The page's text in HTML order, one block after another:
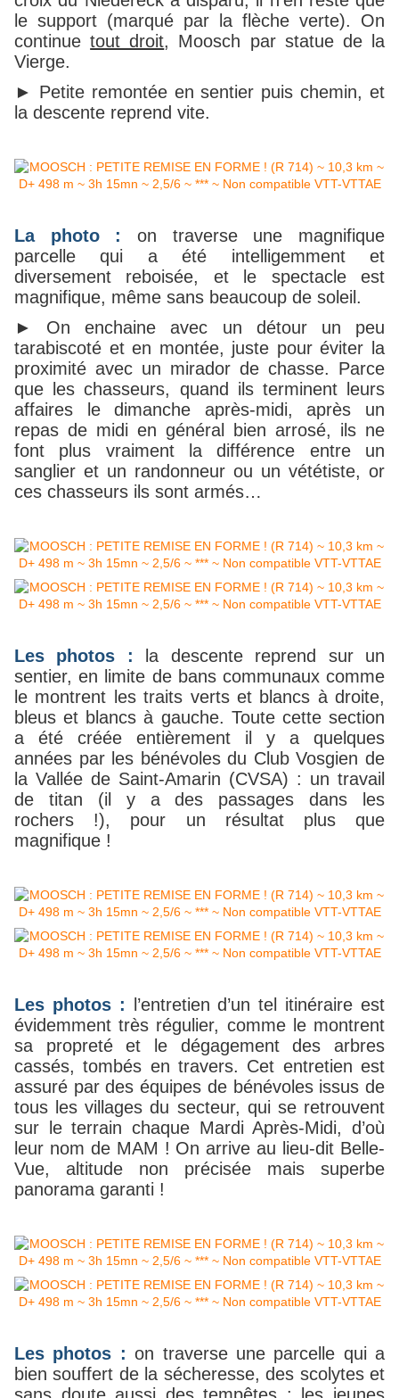
le support (marqué par la flèche verte). On
continuetout droit, Moosch par statue de la
Vierge.
► Petite remontée en sentier puis chemin, et
la descente reprend vite.
La photo : on traverse une magnifique
parcelle qui a été intelligemment et
diversement reboisée, et le spectacle est
magnifique, même sans beaucoup de soleil.
► On enchaine avec un détour un peu
tarabiscoté et en montée, juste pour éviter la
proximité avec un mirador de chasse. Parce
que les chasseurs, quand ils terminent leurs
affaires le dimanche après-midi, après un
repas de midi en général bien arrosé, ils ne
font plus vraiment la différence entre un
sanglier et un randonneur ou un vététiste, or
ces chasseurs ils sont armés…
Les photos :
la descente reprend sur un
sentier, en limite de bans communaux comme
le montrent les traits verts et blancs à droite,
bleus et blancs à gauche. Toute cette section
a été créée entièrement il y a quelques
années par les bénévoles du Club Vosgien de
la Vallée de Saint-Amarin (CVSA) : un travail
de titan (il y a des passages dans les
rochers !), pour un résultat plus que
magnifique !
Les photos :
l’entretien d’un tel itinéraire est
évidemment très régulier, comme le montrent
sa propreté et le dégagement des arbres
cassés, tombés en travers. Cet entretien est
assuré par des équipes de bénévoles issus de
tous les villages du secteur, qui se retrouvent
sur le terrain chaque Mardi Après-Midi, d’où
leur nom de MAM ! On arrive au lieu-dit Belle-
Vue, altitude non précisée mais superbe
panorama garanti !
Les photos :on traverse une parcelle qui a
bien souffert de la sécheresse, des scolytes et